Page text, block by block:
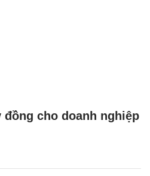
đồng cho doanh nghiệp